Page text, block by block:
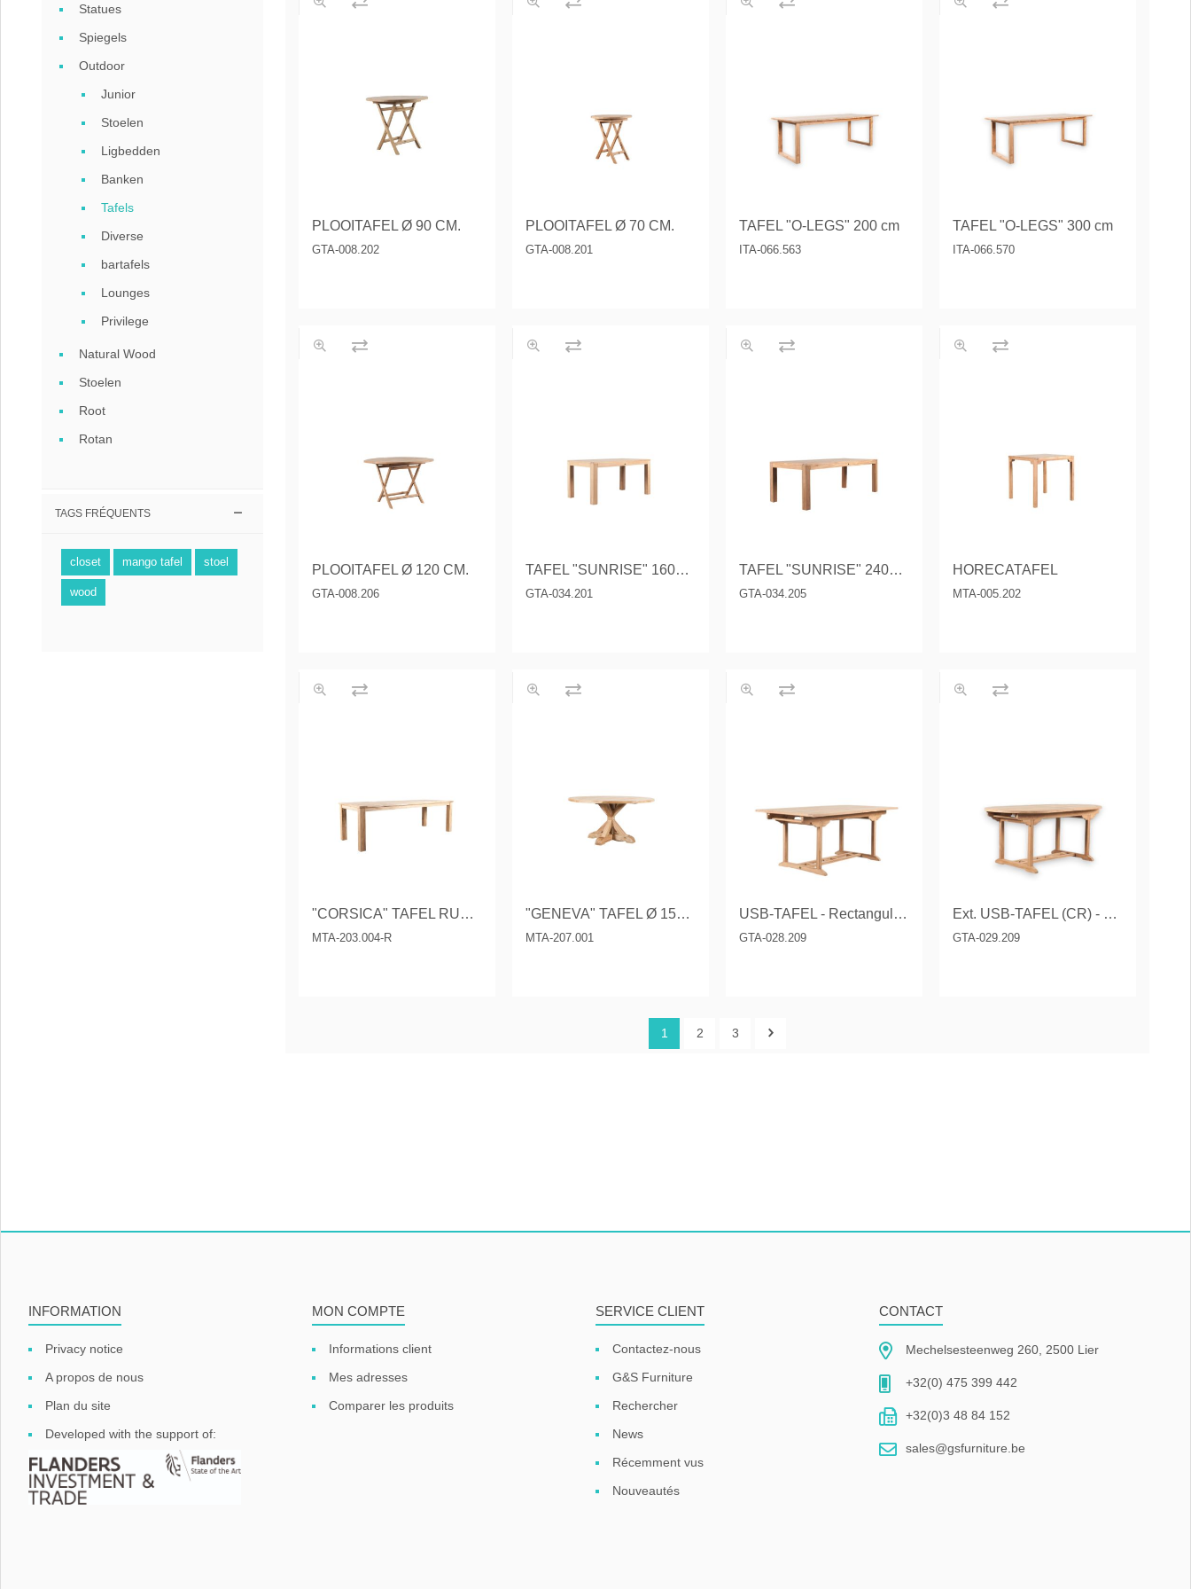
PLOOITAFEL Ø 90 CM.
GTA-008.202
PLOOITAFEL Ø 70 CM.
GTA-008.201
TAFEL "O-LEGS" 200 cm
ITA-066.563
TAFEL "O-LEGS" 300 cm
ITA-066.570
PLOOITAFEL Ø 120 CM.
GTA-008.206
TAFEL "SUNRISE" 160X90 CM.
GTA-034.201
TAFEL "SUNRISE" 240x100 CM.
GTA-034.205
HORECATAFEL
MTA-005.202
"CORSICA" TAFEL RUSTIEK
MTA-203.004-R
"GENEVA" TAFEL Ø 150 CM
MTA-207.001
USB-TAFEL - Rectangular (CR)
GTA-028.209
Ext. USB-TAFEL (CR) - Oval 100 x 180/240cm
GTA-029.209
1 2 3
Statues
Spiegels
Outdoor
Junior
Stoelen
Ligbedden
Banken
Tafels
Diverse
bartafels
Lounges
Privilege
Natural Wood
Stoelen
Root
Rotan
TAGS FRÉQUENTS
closet mango tafel stoel
wood
INFORMATION
Privacy notice
A propos de nous
Plan du site
Developed with the support of:
MON COMPTE
Informations client
Mes adresses
Comparer les produits
SERVICE CLIENT
Contactez-nous
G&S Furniture
Rechercher
News
Récemment vus
Nouveautés
CONTACT
Mechelsesteenweg 260, 2500 Lier
+32(0) 475 399 442
+32(0)3 48 84 152
sales@gsfurniture.be